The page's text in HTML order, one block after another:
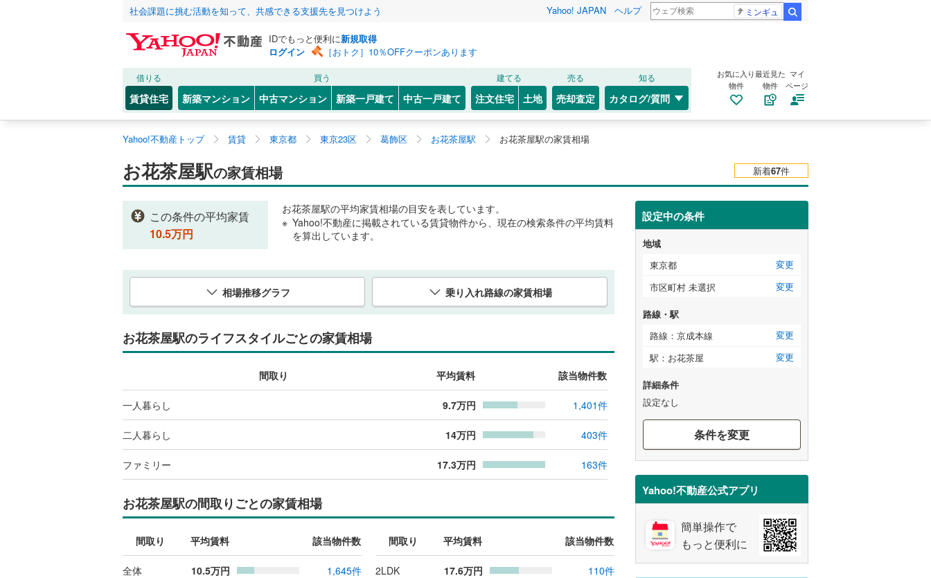
社会課題に挑む活動を知って、共感できる支援先を見つけよう Yahoo! JAPAN ヘルプ ミンギュ
IDでもっと便利に新規取得
ログイン
［おトク］10％OFFクーポンあります
借りる
賃貸住宅
買う
新築マンション 中古マンション 新築一戸建て 中古一戸建て
建てる
注文住宅 土地
売る
売却査定
知る
カタログ/質問
お気に入り
物件
最近見た
物件
マイ
ページ
Yahoo!不動産トップ 賃貸 東京都 東京23区 葛飾区 お花茶屋駅 お花茶屋駅の家賃相場
お花茶屋駅の家賃相場 新着67件
この条件の平均家賃
10.5万円
お花茶屋駅の平均家賃相場の目安を表しています。
Yahoo!不動産に掲載されている賃貸物件から、現在の検索条件の平均賃料
を算出しています。
相場推移グラフ 乗り入れ路線の家賃相場
お花茶屋駅のライフスタイルごとの家賃相場
間取り 平均賃料 該当物件数
一人暮らし 9.7万円 1,401件
二人暮らし 14万円 403件
ファミリー 17.3万円 163件
お花茶屋駅の間取りごとの家賃相場
間取り 平均賃料 該当物件数 間取り 平均賃料 該当物件数
全体 10.5万円 1,645件 2LDK 17.6万円 110件
設定中の条件
地域
東京都
変更
市区町村 未選択
変更
路線・駅
路線：京成本線
変更
駅：お花茶屋
変更
詳細条件
設定なし
条件を変更
Yahoo!不動産公式アプリ
簡単操作で
もっと便利に